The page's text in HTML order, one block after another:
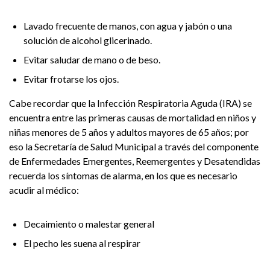
Lavado frecuente de manos, con agua y jabón o una
solución de alcohol glicerinado.
Evitar saludar de mano o de beso.
Evitar frotarse los ojos.
Cabe recordar que la Infección Respiratoria Aguda (IRA) se
encuentra entre las primeras causas de mortalidad en niños y
niñas menores de 5 años y adultos mayores de 65 años; por
eso la Secretaría de Salud Municipal a través del componente
de Enfermedades Emergentes, Reemergentes y Desatendidas
recuerda los síntomas de alarma, en los que es necesario
acudir al médico:
Decaimiento o malestar general
El pecho les suena al respirar